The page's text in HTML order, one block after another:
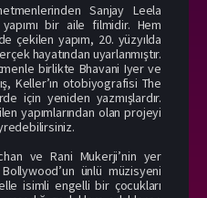
Sanjay Leela
bir aile filmidir. Hem
çekilen yapım, 20. yüzyılda
hayatından uyarlanmıştır.
birlikte Bhavani Iyer ve
Keller’ın otobiyografisi The
için yeniden yazmışlardır.
yapımlarından olan projeyi
ve Rani Mukerji’nin yer
ünlü müzisyeni
isimli engelli bir çocukları